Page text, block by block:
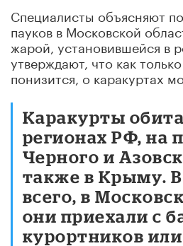
Специалисты объясняют
пауков в Московской
жарой, установившейся в
утверждают, что как
понизится, о каракуртах
Каракурты
регионах РФ, на
Черного и
также в Крыму.
всего, в
они приехали с
курортников